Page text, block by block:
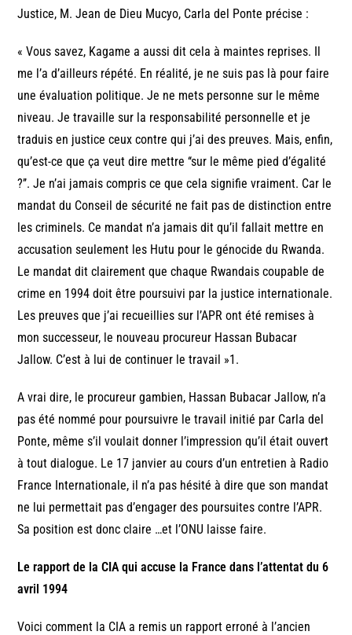
Justice, M. Jean de Dieu Mucyo, Carla del Ponte précise :
« Vous savez, Kagame a aussi dit cela à maintes reprises. Il
me l’a d’ailleurs répété. En réalité, je ne suis pas là pour faire
une évaluation politique. Je ne mets personne sur le même
niveau. Je travaille sur la responsabilité personnelle et je
traduis en justice ceux contre qui j’ai des preuves. Mais, enfin,
qu’est-ce que ça veut dire mettre ‘‘sur le même pied d’égalité
?’’. Je n’ai jamais compris ce que cela signifie vraiment. Car le
mandat du Conseil de sécurité ne fait pas de distinction entre
les criminels. Ce mandat n’a jamais dit qu’il fallait mettre en
accusation seulement les Hutu pour le génocide du Rwanda.
Le mandat dit clairement que chaque Rwandais coupable de
crime en 1994 doit être poursuivi par la justice internationale.
Les preuves que j’ai recueillies sur l’APR ont été remises à
mon successeur, le nouveau procureur Hassan Bubacar
Jallow. C’est à lui de continuer le travail »1.
A vrai dire, le procureur gambien, Hassan Bubacar Jallow, n’a
pas été nommé pour poursuivre le travail initié par Carla del
Ponte, même s’il voulait donner l’impression qu’il était ouvert
à tout dialogue. Le 17 janvier au cours d’un entretien à Radio
France Internationale, il n’a pas hésité à dire que son mandat
ne lui permettait pas d’engager des poursuites contre l’APR.
Sa position est donc claire …et l’ONU laisse faire.
Le rapport de la CIA qui accuse la France dans l’attentat du 6
avril 1994
Voici comment la CIA a remis un rapport erroné à l’ancien